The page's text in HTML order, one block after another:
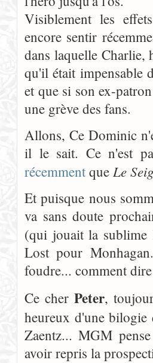
Visiblement les
encore sentir
dans laquelle Charlie,
qu'il était impensable
et que si son ex-
une grève des fans.
Allons, Ce Dominic
il le sait. Ce n'est
récemmentque Le
Et puisque nous
va sans doute
(qui jouait la
Lost pour
foudre... comment
Ce cher Peter,
heureux d'une bilogie
Zaentz... MGM
avoir repris la